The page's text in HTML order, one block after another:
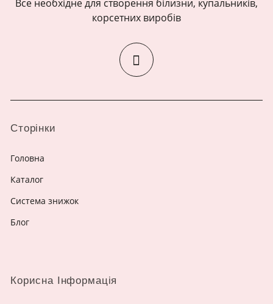
Все необхідне для створення білизни, купальників,
корсетних виробів
Сторінки
Головна
Каталог
Система знижок
Блог
Корисна Інформація